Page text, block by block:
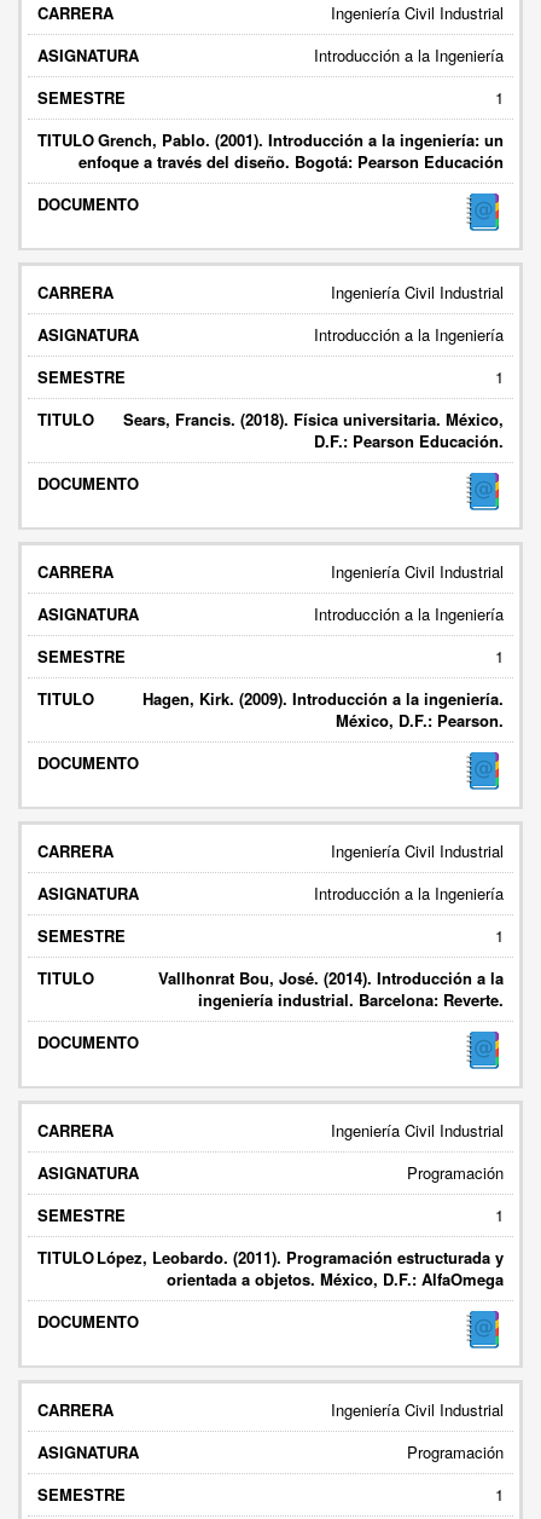
Ingeniería Civil Industrial
Introducción a la Ingeniería
1
Grench, Pablo. (2001). Introducción a la ingeniería: un
enfoque a través del diseño. Bogotá: Pearson Educación
Ingeniería Civil Industrial
Introducción a la Ingeniería
1
Sears, Francis. (2018). Física universitaria. México,
D.F.: Pearson Educación.
Ingeniería Civil Industrial
Introducción a la Ingeniería
1
Hagen, Kirk. (2009). Introducción a la ingeniería.
México, D.F.: Pearson.
Ingeniería Civil Industrial
Introducción a la Ingeniería
1
Vallhonrat Bou, José. (2014). Introducción a la
ingeniería industrial. Barcelona: Reverte.
Ingeniería Civil Industrial
Programación
1
López, Leobardo. (2011). Programación estructurada y
orientada a objetos. México, D.F.: AlfaOmega
Ingeniería Civil Industrial
Programación
1